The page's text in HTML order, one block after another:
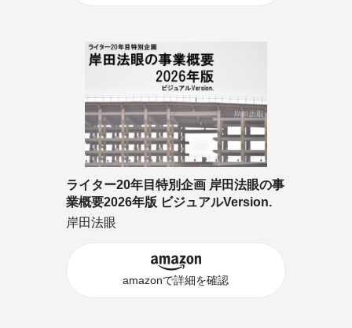
ライター20年目特別企画 岸田法眼の事
業概要2026年版 ビジュアルVersion.
岸田法眼
amazonで詳細を確認